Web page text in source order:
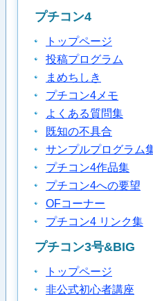
プチコン4
トップページ
投稿プログラム
まめちしき
プチコン4メモ
よくある質問集
既知の不具合
サンプルプログラム
プチコン4作品集
プチコン4への要望
OFコーナー
プチコン4 リンク集
プチコン3号&BIG
トップページ
非公式初心者講座